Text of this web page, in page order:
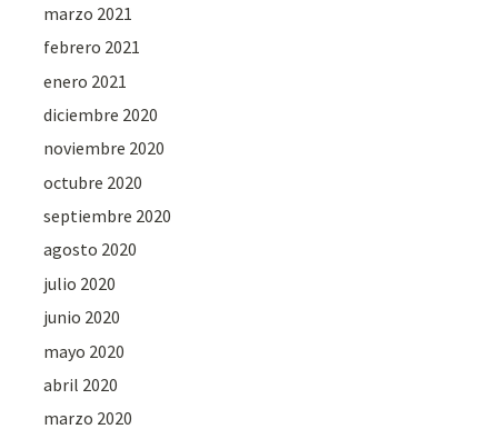
marzo 2021
febrero 2021
enero 2021
diciembre 2020
noviembre 2020
octubre 2020
septiembre 2020
agosto 2020
julio 2020
junio 2020
mayo 2020
abril 2020
marzo 2020